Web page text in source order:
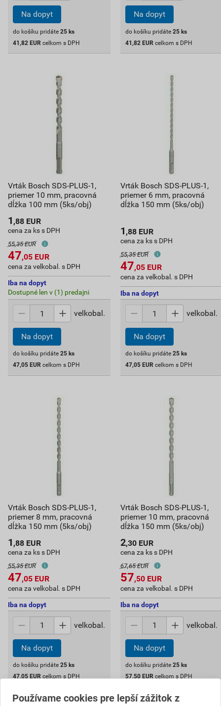
Na dopyt
do košíku pridáte 25 ks
41,82 EUR celkom s DPH
Na dopyt
do košíku pridáte 25 ks
41,82 EUR celkom s DPH
Vrták Bosch SDS-PLUS-1,
priemer 10 mm, pracovná
dĺžka 100 mm (5ks/obj)
1 ,88 EUR
cena za ks s DPH
55,35 EUR
47,05 EUR
cena za velkobal. s DPH
Iba na dopyt
Dostupné len v (1) predajni
velkobal.
Na dopyt
do košíku pridáte 25 ks
47,05 EUR celkom s DPH
Vrták Bosch SDS-PLUS-1,
priemer 6 mm, pracovná
dĺžka 150 mm (5ks/obj)
1 ,88EUR
cena za ks s DPH
55,35 EUR
47,05EUR
cena za velkobal. s DPH
Iba na dopyt
velkobal.
Na dopyt
do košíku pridáte 25 ks
47,05 EUR celkom s DPH
Vrták Bosch SDS-PLUS-1,
priemer 8 mm, pracovná
dĺžka 150 mm (5ks/obj)
1 ,88 EUR
cena za ks s DPH
55,35 EUR
47,05 EUR
cena za velkobal. s DPH
Iba na dopyt
velkobal.
Na dopyt
do košíku pridáte 25 ks
47,05 EUR celkom s DPH
Vrták Bosch SDS-PLUS-1,
priemer 10 mm, pracovná
dĺžka 150 mm (5ks/obj)
2,30EUR
cena za ks s DPH
67,65 EUR
57,50EUR
cena za velkobal. s DPH
Iba na dopyt
velkobal.
Na dopyt
do košíku pridáte 25 ks
57,50 EUR celkom s DPH
Používame cookies pre lepší zážitok z